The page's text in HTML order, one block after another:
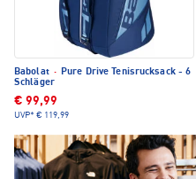
Babolat ·
Pure Drive Tenisrucksack - 6
Schläger
€ 99,99
UVP* € 119,99